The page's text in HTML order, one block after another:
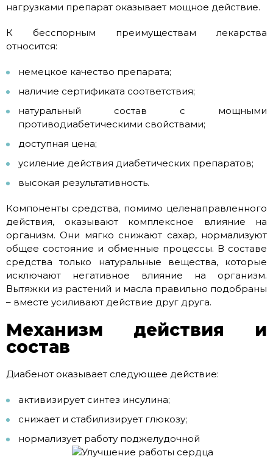
нагрузками препарат оказывает мощное действие.
К бесспорным преимуществам лекарства
относится:
немецкое качество препарата;
наличие сертификата соответствия;
натуральный состав с мощными
противодиабетическими свойствами;
доступная цена;
усиление действия диабетических препаратов;
высокая результативность.
Компоненты средства, помимо целенаправленного
действия, оказывают комплексное влияние на
организм. Они мягко снижают сахар, нормализуют
общее состояние и обменные процессы. В составе
средства только натуральные вещества, которые
исключают негативное влияние на организм.
Вытяжки из растений и масла правильно подобраны
– вместе усиливают действие друг друга.
Механизм действия и
состав
Диабенот оказывает следующее действие:
активизирует синтез инсулина;
снижает и стабилизирует глюкозу;
нормализует работу поджелудочной